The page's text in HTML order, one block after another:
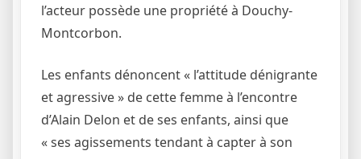
l’acteur possède une propriété à Douchy-
Montcorbon.
Les enfants dénoncent « l’attitude dénigrante
et agressive » de cette femme à l’encontre
d’Alain Delon et de ses enfants, ainsi que
« ses agissements tendant à capter à son